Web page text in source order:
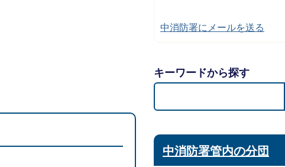
中消防署にメールを送る
キーワードから探す
中消防署管内の分団